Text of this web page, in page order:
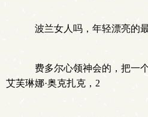
波兰女人吗，年轻漂亮的最
费多尔心领神会的，把一
艾芙琳娜·奥克扎克，2